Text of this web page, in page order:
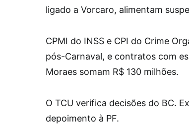
ligado a Vorcaro, alimentam
CPMI do INSS e CPI do Crime
pós-Carnaval, e contratos com
Moraes somam R$ 130 milhões.
O TCU verifica decisões do BC.
depoimento à PF.